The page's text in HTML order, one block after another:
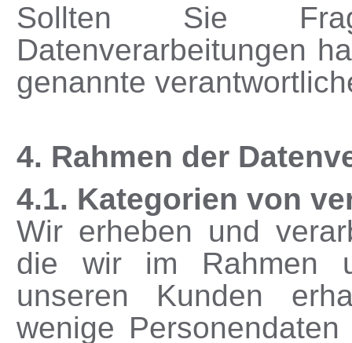
Sollten Sie
Datenverarbeitungen
genannte
4. Rahmen der
4.1. Kategorien von
Wir erheben und
die wir im Rahmen
unseren Kunden
wenige